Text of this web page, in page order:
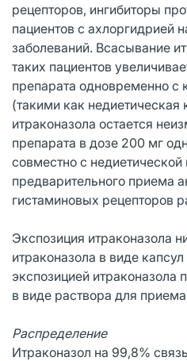
рецепторов, ингибиторы
пациентов с ахлоргидрией
заболеваний. Всасывание
таких пациентов
препарата одновременно с
(такими как
итраконазола остается
препарата в дозе 200 мг
совместно с недиетической
предварительного приема
гистаминовых рецепторов
Экспозиция итраконазола
итраконазола в виде
экспозицией
в виде раствора для
Распределение
Итраконазол на 99,8%